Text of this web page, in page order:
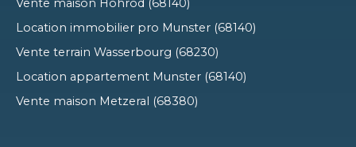
Vente maison Hohrod (68140)
Location immobilier pro Munster (68140)
Vente terrain Wasserbourg (68230)
Location appartement Munster (68140)
Vente maison Metzeral (68380)